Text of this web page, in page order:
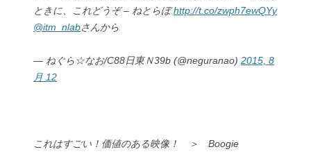
ときに、これどうぞ – ねとらぼhttp://t.co/zwph7ewQYy
@itm_nlabさんから
— ねぐら☆なお/C88日東Ｎ39b (@neguranao) 2015, 8
月 12
これはすごい！価値のある映像！ ＞ Boogie